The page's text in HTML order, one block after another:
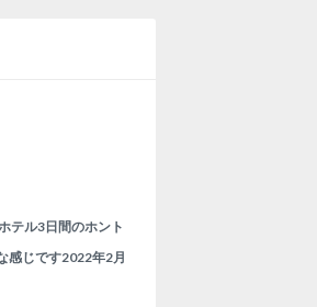
テル3日間のホント
感じです2022年2月